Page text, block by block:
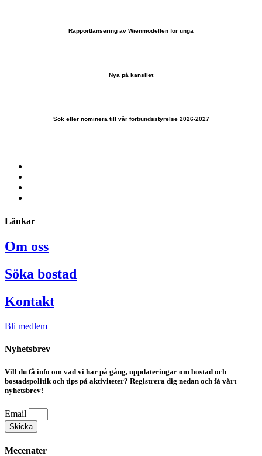
Rapportlansering av Wienmodellen för unga
Nya på kansliet
Sök eller nominera till vår förbundsstyrelse 2026-2027
Länkar
Om oss
Söka bostad
Kontakt
Bli medlem
Nyhetsbrev
Vill du få info om vad vi har på gång, uppdateringar om bostad och
bostadspolitik och tips på aktiviteter? Registrera dig nedan och få vårt
nyhetsbrev!
Email
Skicka
Mecenater